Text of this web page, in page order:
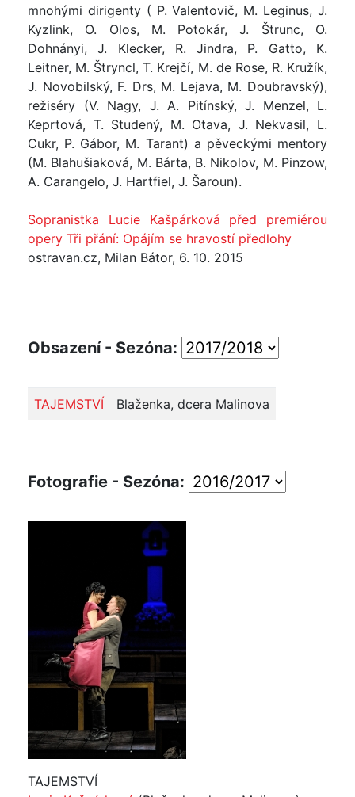
mnohými dirigenty ( P. Valentovič, M. Leginus, J.
Kyzlink, O. Olos, M. Potokár, J. Štrunc, O.
Dohnányi, J. Klecker, R. Jindra, P. Gatto, K.
Leitner, M. Štryncl, T. Krejčí, M. de Rose, R. Kružík,
J. Novobilský, F. Drs, M. Lejava, M. Doubravský),
režiséry (V. Nagy, J. A. Pitínský, J. Menzel, L.
Keprtová, T. Studený, M. Otava, J. Nekvasil, L.
Cukr, P. Gábor, M. Tarant) a pěveckými mentory
(M. Blahušiaková, M. Bárta, B. Nikolov, M. Pinzow,
A. Carangelo, J. Hartfiel, J. Šaroun).
Sopranistka Lucie Kašpárková před premiérou
opery Tři přání: Opájím se hravostí předlohy
ostravan.cz, Milan Bátor, 6. 10. 2015
Obsazení - Sezóna:
TAJEMSTVÍ Blaženka, dcera Malinova
Fotografie - Sezóna:
TAJEMSTVÍ